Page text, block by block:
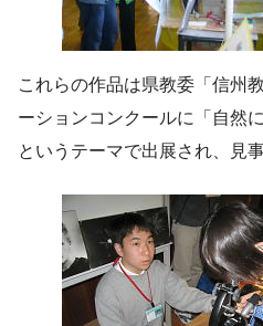
これらの作品は県教委「信州
ーションコンクールに「自然
というテーマで出展され、見